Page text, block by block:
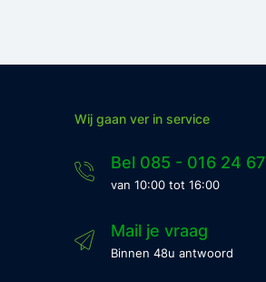
Wij gaan ver in service
Bel 085 - 016 24 67
van 10:00 tot 16:00
Mail je vraag
Binnen 48u antwoord